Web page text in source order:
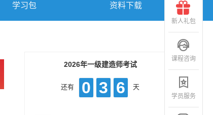
学习包 资料下载
2026年一级建造师考试
还有 0 3 6 天
新人礼包
课程咨询
学员服务